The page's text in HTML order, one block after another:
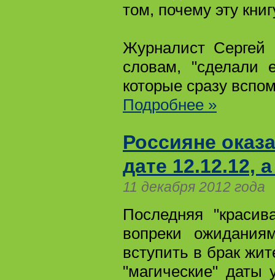
том, почему эту
Журналист Сергей
словам, "сделали
которые сразу
Подробнее »
Россияне
дате 12.12.12,
11 декабря 2012 года
Последняя
вопреки
вступить в брак
"магические" даты